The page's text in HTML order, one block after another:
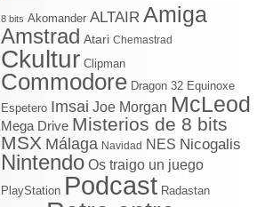
8 bits Akomander ALTAIR Amiga
Amstrad Atari Chemastrad
Ckultur Clipman
Commodore Dragon 32 Equinoxe
Espetero Imsai Joe Morgan McLeod
Mega Drive Misterios de 8 bits
MSX Málaga Navidad NES Nicogalis
Nintendo Os traigo un juego
PlayStation Podcast Radastan